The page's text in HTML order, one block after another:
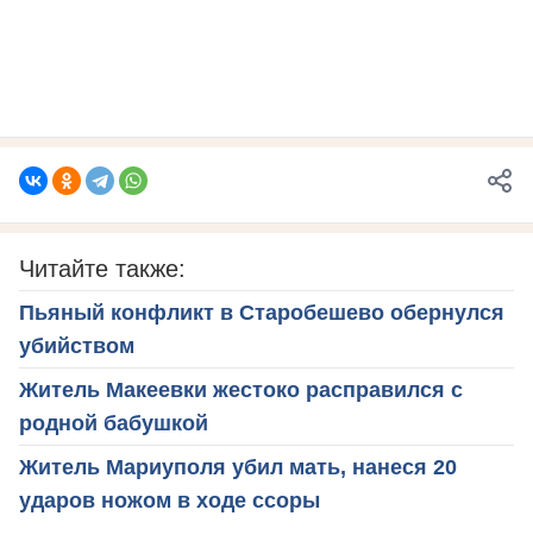
Читайте также:
Пьяный конфликт в Старобешево обернулся
убийством
Житель Макеевки жестоко расправился с
родной бабушкой
Житель Мариуполя убил мать, нанеся 20
ударов ножом в ходе ссоры